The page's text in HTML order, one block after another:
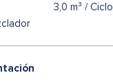
3,0 m³ / Ciclo